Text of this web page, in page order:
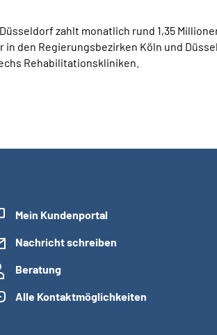
zahlt monatlich rund 1,35
den Regierungsbezirken Köln und
Rehabilitationskliniken.
Mein Kundenportal
Nachricht schreiben
Beratung
Alle Kontaktmöglichkeiten